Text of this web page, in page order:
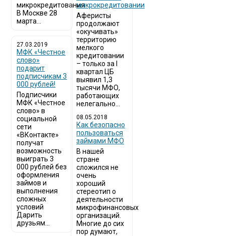
микрокредитования
В Москве 28
марта...
27.03.2019
МФК «Честное
слово»
подарит
подписчикам 3
000 рублей!
Подписчики
МФК «Честное
слово» в
социальной
сети
«ВКонтакте»
получат
возможность
выиграть 3
000 рублей без
оформления
займов и
выполнения
сложных
условий
Дарить
друзьям...
микрокредитовании
Аферисты
продолжают
«окучивать»
территорию
мелкого
кредитовании
– только за I
квартал ЦБ
выявил 1,3
тысячи МФО,
работающих
нелегально...
08.05.2018
Как безопасно
пользоваться
займами МФО
В нашей
стране
сложился не
очень
хороший
стереотип о
деятельности
микрофинансовых
организаций.
Многие до сих
пор думают,